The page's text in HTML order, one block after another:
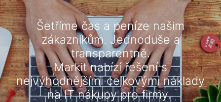
Šetříme čas a peníze našim
zákazníkům. Jednoduše a
transparentně.
Markit nabízí řešení s
nejvýhodnějšími celkovými náklady
na IT nákupy pro firmy.